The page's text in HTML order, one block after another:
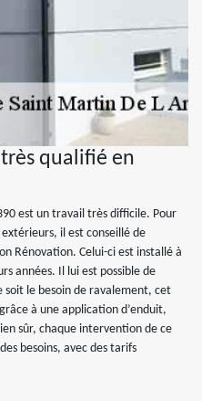
qualifié en
est un travail très difficile. Pour
il est conseillé de
Rénovation. Celui-ci est installé à
années. Il lui est possible de
le besoin de ravalement, cet
à une application d’enduit,
sûr, chaque intervention de ce
besoins, avec des tarifs